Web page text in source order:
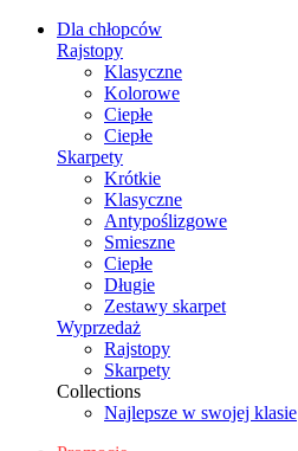
Dla chłopców
Rajstopy
Klasyczne
Kolorowe
Ciepłe
Ciepłe
Skarpety
Krótkie
Klasyczne
Antypoślizgowe
Smieszne
Ciepłe
Długie
Zestawy skarpet
Wyprzedaż
Rajstopy
Skarpety
Collections
Najlepsze w swojej klasie